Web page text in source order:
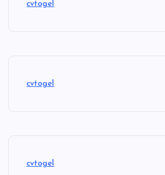
cvtogel
cvtogel
cvtogel